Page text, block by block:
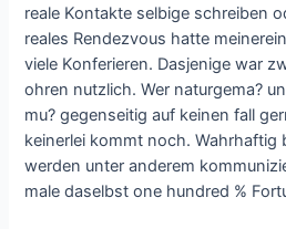
reale Kontakte selbige schreiben
reales Rendezvous hatte
viele Konferieren. Dasjenige war
ohren nutzlich. Wer naturgema?
mu? gegenseitig auf keinen fall
keinerlei kommt noch. Wahrhaftig
werden unter anderem
male daselbst one hundred %